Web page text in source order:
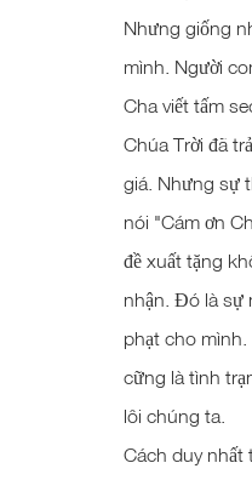
Nhưng giống
mình. Người
Cha viết tấm
Chúa Trời đã
giá. Nhưng sự
nói "Cám ơn
đề xuất tặng
nhận. Đó là sự
phạt cho mình.
cững là tình
lôi chúng ta.
Cách duy nhất